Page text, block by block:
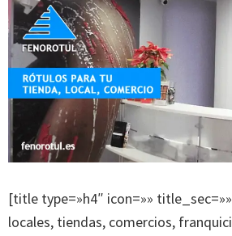
[title type=»h4″ icon=»»
locales, tiendas, comercios,